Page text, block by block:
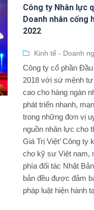
Công ty Nhân lực
Doanh nhân cống
2022
Kinh tế - Doanh
Công ty cổ phần
2018 với sứ mệnh
cao cho hàng ngàn
phát triển nhanh,
trong những đơn vị
nguồn nhân lực cho
Giá Trị Việt’ Công ty
cho kỹ sư Việt nam,
phía đối tác Nhật
bản đều được đảm
pháp luật hiện hành